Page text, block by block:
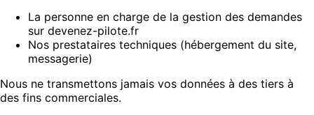
La personne en charge de la gestion des demandes
sur devenez-pilote.fr
Nos prestataires techniques (hébergement du site,
messagerie)
Nous ne transmettons jamais vos données à des tiers à
des fins commerciales.